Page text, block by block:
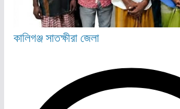
কালিগঞ্জসাতক্ষীরা জেলা